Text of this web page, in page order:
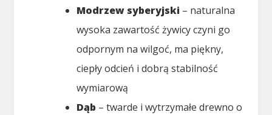
Modrzew syberyjski – naturalna
wysoka zawartość żywicy czyni go
odpornym na wilgoć, ma piękny,
ciepły odcień i dobrą stabilność
wymiarową
Dąb – twarde i wytrzymałe drewno o